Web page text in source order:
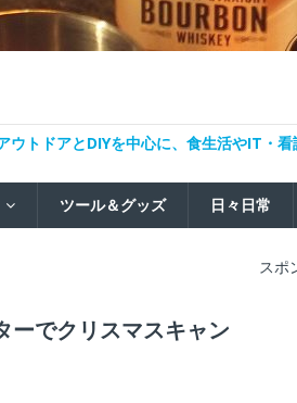
トドアとDIYを中心に、食生活やIT・
ツール＆グッズ 日々日常
ーでクリスマスキャン
スポ